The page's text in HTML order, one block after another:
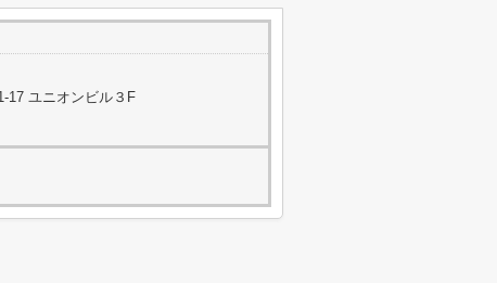
17 ユニオンビル３F